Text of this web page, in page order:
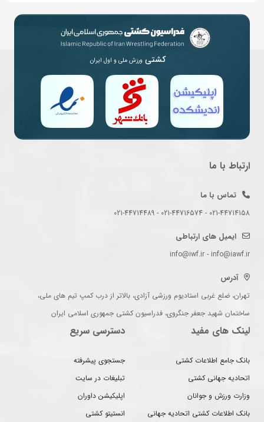
کشتی ورزش ملی و اول ایران
ارتباط با ما
تماس با ما
021-44714158 - 021-44716574 - 021-44714489
ایمیل های ارتباطی
info@iwf.ir - info@iawf.ir
آدرس
تهران، ضلع غربی استادیوم ورزشی آزادی، بالاتر از درب کمپ تیم های ملی،
ساختمان شهید جعفر جنگروی، فدراسیون کشتی جمهوری اسلامی ایران
لینک های مفید
بانک جامع اطلاعات کشتی
اتحادیه جهانی کشتی
وزارت ورزش و جوانان
بانک اطلاعات کشتی اتحادیه جهانی
دسترسی سریع
جستجوی پیشرفته
تبلیغات در سایت
اپلیکیشن داوران
انستیتو کشتی